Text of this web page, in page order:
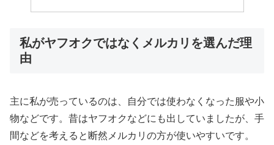
私がヤフオクではなくメルカリを選んだ理
由
主に私が売っているのは、自分では使わなくなった服や小
物などです。昔はヤフオクなどにも出していましたが、手
間などを考えると断然メルカリの方が使いやすいです。